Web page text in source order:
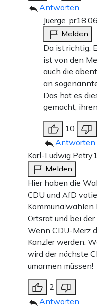
Antworten
Juerge ,pr
Melden
Da ist richtig.
ist von den
auch die
an
Das hat es
gemacht,
10
Antworten
Karl-Ludwig Petry
Melden
Hier haben die
CDU und AfD
Kommunalwahlen
Ortsrat und bei der
Wenn CDU-Merz
Kanzler werden.
wird der nächste
umarmen müssen!
2
Antworten